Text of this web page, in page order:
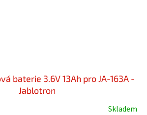
baterie 3.6V 13Ah pro JA-163A -
Jablotron
Skladem